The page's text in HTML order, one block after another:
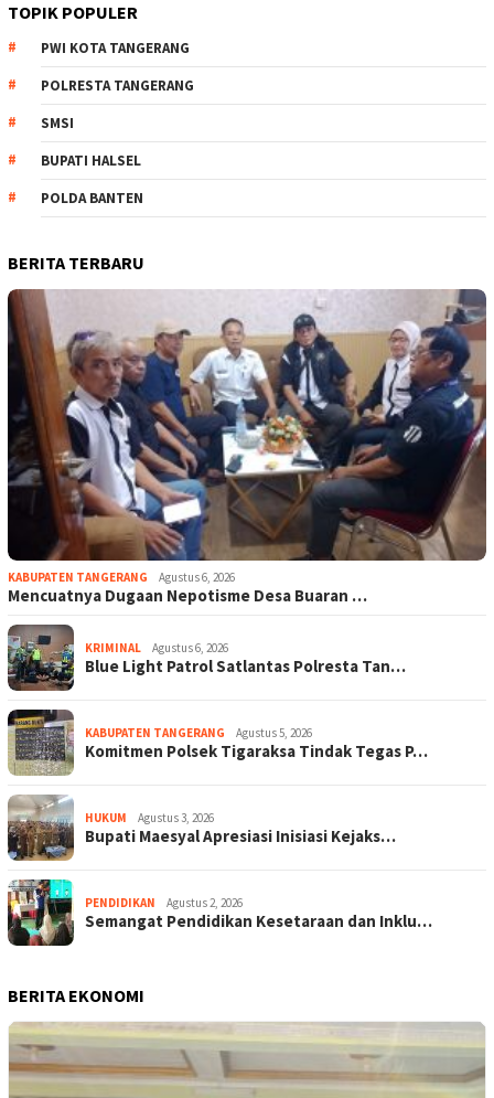
TOPIK POPULER
PWI KOTA TANGERANG
POLRESTA TANGERANG
SMSI
BUPATI HALSEL
POLDA BANTEN
BERITA TERBARU
KABUPATEN TANGERANG Agustus 6, 2026
Mencuatnya Dugaan Nepotisme Desa Buaran …
KRIMINAL Agustus 6, 2026
Blue Light Patrol Satlantas Polresta Tan…
KABUPATEN TANGERANG Agustus 5, 2026
Komitmen Polsek Tigaraksa Tindak Tegas P…
HUKUM Agustus 3, 2026
Bupati Maesyal Apresiasi Inisiasi Kejaks…
PENDIDIKAN Agustus 2, 2026
Semangat Pendidikan Kesetaraan dan Inklu…
BERITA EKONOMI